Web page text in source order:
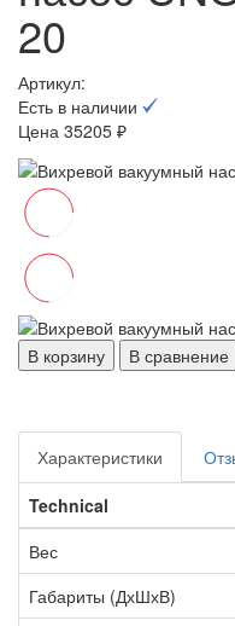
20
Артикул:
Есть в наличии
Цена 35205 ₽
В корзину В сравнение
Характеристики
Technical
Вес
Габариты (ДхШхВ)